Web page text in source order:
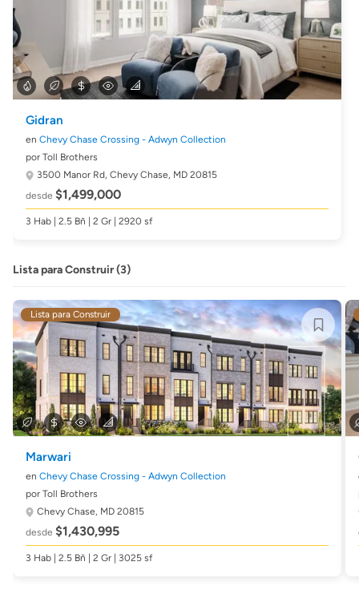
Gidran
en Chevy Chase Crossing - Adwyn Collection
por Toll Brothers
3500 Manor Rd, Chevy Chase, MD 20815
desde $1,499,000
3 Hab | 2.5 Bñ | 2 Gr | 2920 sf
Lista para Construir (3)
Lista para Construir
Marwari
en Chevy Chase Crossing - Adwyn Collection
por Toll Brothers
Chevy Chase, MD 20815
desde $1,430,995
3 Hab | 2.5 Bñ | 2 Gr | 3025 sf